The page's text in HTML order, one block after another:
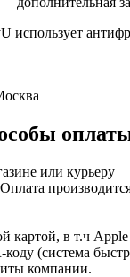
использует
или курьеру
картой, в т.ч
(система
компании.